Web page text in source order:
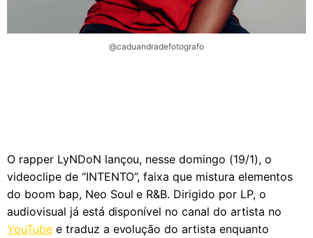
@caduandradefotografo
O rapper LyNDoN lançou, nesse domingo (19/1), o
videoclipe de “INTENTO”, faixa que mistura elementos
do boom bap, Neo Soul e R&B. Dirigido por LP, o
audiovisual já está disponível no canal do artista no
YouTubee traduz a evolução do artista enquanto